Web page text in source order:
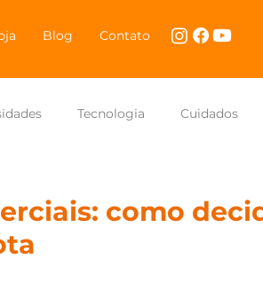
Blog Contato
Tecnologia Cuidados
como